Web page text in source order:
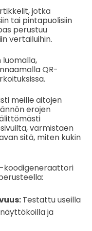
jotka
tai pintapuolisiin
perustuu
vertailuihin.
QR-
meille aitojen
erojen
varmistaen
sitä, miten kukin
koodigeneraattori
Testattu useilla
ja